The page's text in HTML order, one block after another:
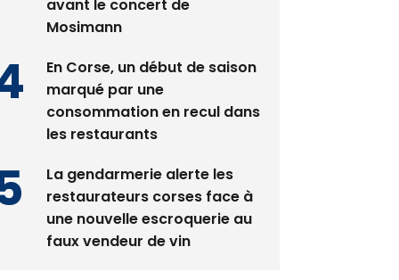
En Corse, un début de saison
consommation en recul dans
les restaurants
La gendarmerie alerte les
une nouvelle escroquerie au
faux vendeur de vin